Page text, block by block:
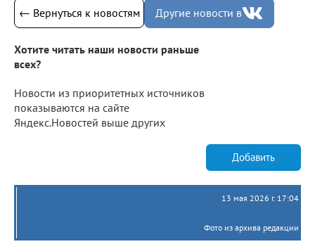
← Вернуться к новостям Другие новости в
Хотите читать наши новости раньше
всех?
Новости из приоритетных источников
показываются на сайте
Яндекс.Новостей выше других
Добавить
13 мая 2026 г. 17:04
Фото из архива редакции